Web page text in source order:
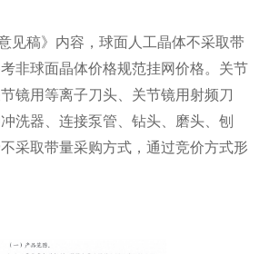
见稿》内容，球面人工晶体不采取带
非球面晶体价格规范挂网价格。关节
镜用等离子刀头、关节镜用射频刀
洗器、连接泵管、钻头、磨头、刨
采取带量采购方式，通过竞价方式形